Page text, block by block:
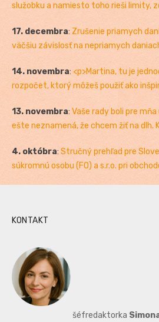
služobku a namiesto toho rieši limity,
17. decembra: Zrušenie priamych
väčšiu závislosť na nepriamych
14. novembra: <p>Martina, tu je
rozpočet, ktorý môžeš použiť ako
13. novembra: Vaše rady boli pre
ešte neznamená, že chcem žiť na dlh.
4. októbra: Stručný prehľad pre
súkromnú osobu (FO) a s.r.o. pri
KONTAKT
šéfredaktorka